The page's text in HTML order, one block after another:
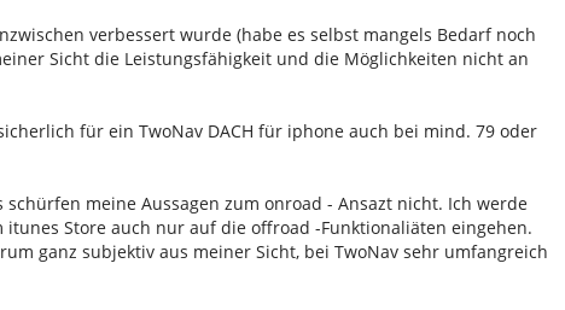
verbessert wurde (habe es selbst mangels Bedarf noch
Sicht die Leistungsfähigkeit und die Möglichkeiten nicht an
für ein TwoNav DACH für iphone auch bei mind. 79 oder
schürfen meine Aussagen zum onroad - Ansazt nicht. Ich werde
itunes Store auch nur auf die offroad -Funktionaliäten eingehen.
ganz subjektiv aus meiner Sicht, bei TwoNav sehr umfangreich